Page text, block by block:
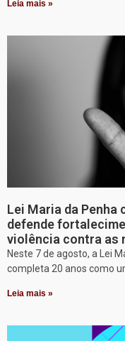
Leia mais »
Lei Maria da Penha
defende
violência contra as
Neste 7 de agosto, a Lei
completa 20 anos como
Leia mais »